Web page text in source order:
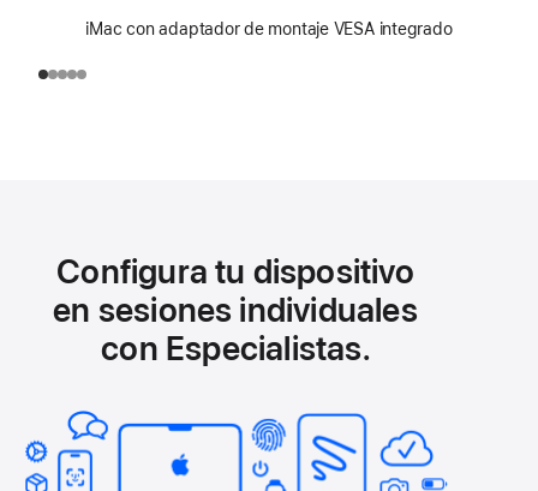
iMac con adaptador de montaje VESA integrado
Configura tu dispositivo
en sesiones individuales
con Especialistas.